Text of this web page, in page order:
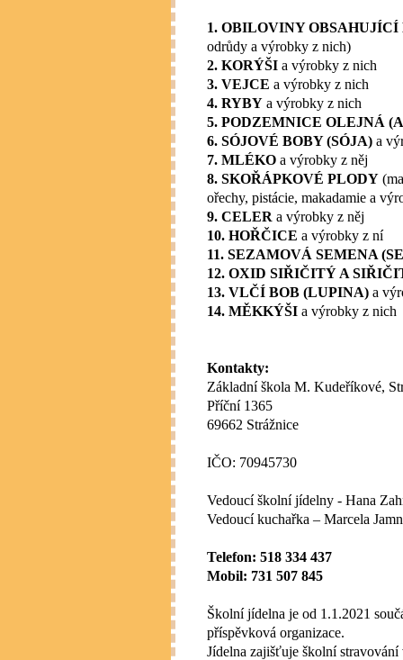
1. OBILOVINY OBSAHUJÍCÍ
odrůdy a výrobky z nich)
2. KORÝŠI a výrobky z nich
3. VEJCE a výrobky z nich
4. RYBY a výrobky z nich
5. PODZEMNICE OLEJNÁ
6. SÓJOVÉ BOBY (SÓJA) a
7. MLÉKO a výrobky z něj
8. SKOŘÁPKOVÉ PLODY
ořechy, pistácie, makadamie a
9. CELER a výrobky z něj
10. HOŘČICE a výrobky z ní
11. SEZAMOVÁ SEMENA
12. OXID SIŘIČITÝ A
13. VLČÍ BOB (LUPINA) a
14. MĚKKÝŠI a výrobky z nich
Kontakty:
Základní škola M. Kudeříkové,
Příční 1365
69662 Strážnice
IČO: 70945730
Vedoucí školní jídelny - Hana
Vedoucí kuchařka – Marcela
Telefon: 518 334 437
Mobil: 731 507 845
Školní jídelna je od 1.1.2021
příspěvková organizace.
Jídelna zajišťuje školní